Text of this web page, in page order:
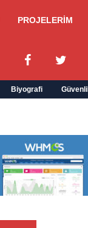
PROJELERİM
Biyografi